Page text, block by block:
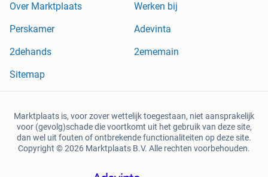
Over Marktplaats
Werken bij
Perskamer
Adevinta
2dehands
2ememain
Sitemap
Marktplaats is, voor zover wettelijk toegestaan, niet aansprakelijk
voor (gevolg)schade die voortkomt uit het gebruik van deze site,
dan wel uit fouten of ontbrekende functionaliteiten op deze site.
Copyright © 2026 Marktplaats B.V. Alle rechten voorbehouden.